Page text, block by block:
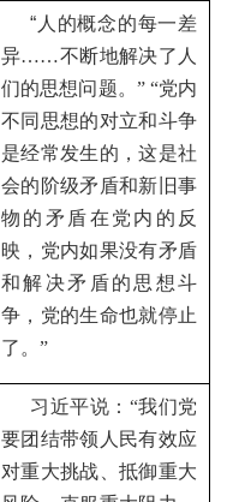
“ 人的概念的每一差
异……不断地解决了人
们的思想问题。” “党内
不同思想的对立和斗争
是经常发生的，这是社
会的阶级矛盾和新旧事
物的矛盾在党内的反
映，党内如果没有矛盾
和解决矛盾的思想斗
争，党的生命也就停止
了。”
习近平说：“我们党
要团结带领人民有效应
对重大挑战、抵御重大